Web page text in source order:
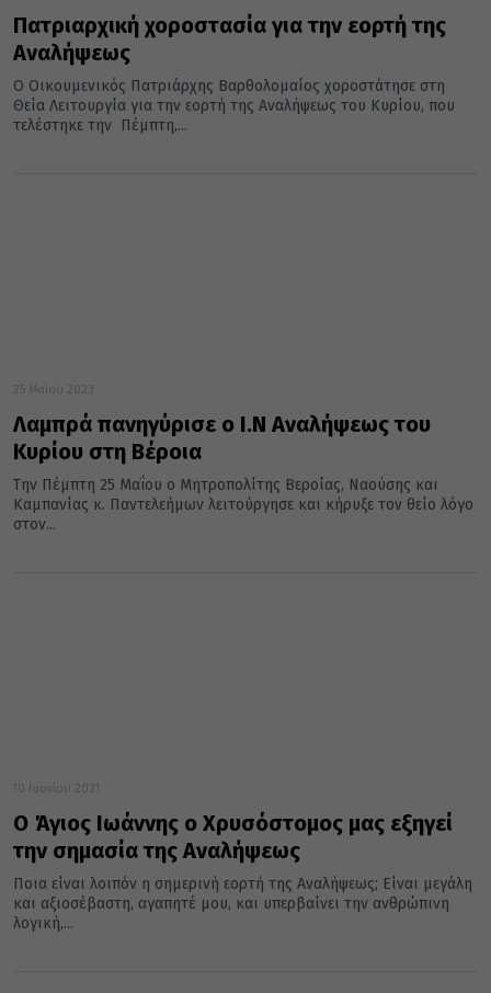
Πατριαρχική χοροστασία για την εορτή της
Αναλήψεως
Ο Οικουμενικός Πατριάρχης Βαρθολομαίος χοροστάτησε στη
Θεία Λειτουργία για την εορτή της Αναλήψεως του Κυρίου, που
τελέστηκε την Πέμπτη,...
25 Μαΐου 2023
Λαμπρά πανηγύρισε ο Ι.Ν Αναλήψεως του
Κυρίου στη Βέροια
Την Πέμπτη 25 Μαΐου ο Μητροπολίτης Βεροίας, Ναούσης και
Καμπανίας κ. Παντελεήμων λειτούργησε και κήρυξε τον θείο λόγο
στον...
10 Ιουνίου 2021
Ο Άγιος Ιωάννης ο Χρυσόστομος μας εξηγεί
την σημασία της Αναλήψεως
Ποια είναι λοιπόν η σημερινή εορτή της Αναλήψεως; Είναι μεγάλη
και αξιοσέβαστη, αγαπητέ μου, και υπερβαίνει την ανθρώπινη
λογική,...